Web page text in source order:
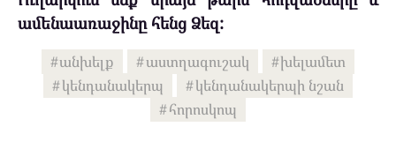
ամենաառաջինը հենց Ձեզ:
անխելք աստղագուշակ
խելամետ
կենդանակերպ
կենդանակերպի նշան
հորոսկոպ